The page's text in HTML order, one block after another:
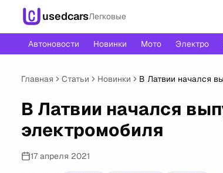
usedcarsЛегковые
Автоновости Новинки Мото Электро
Главная Статьи Новинки В Латвии начался
В Латвии начался
электромобиля
17 апреля 2021